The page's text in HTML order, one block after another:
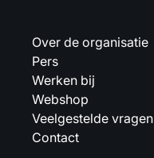
Over de organisatie
Pers
Werken bij
Webshop
Veelgestelde vragen
Contact